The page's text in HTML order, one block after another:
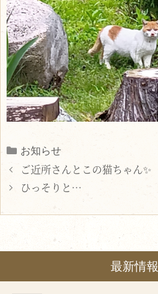
Categories
お知らせ
ご近所さんとこの猫ちゃん✨
ひっそりと…
最新情報